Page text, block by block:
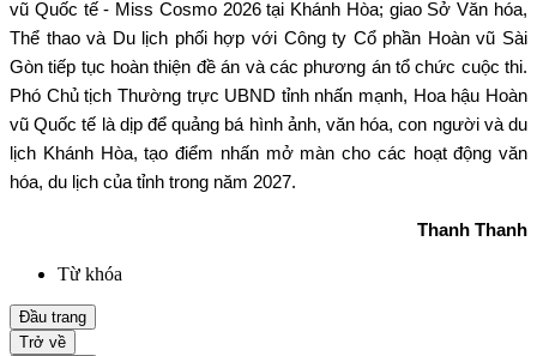
vũ Quốc tế - Miss Cosmo 2026 tại Khánh Hòa; giao Sở Văn hóa,
Thể thao và Du lịch phối hợp với Công ty Cổ phần Hoàn vũ Sài
Gòn tiếp tục hoàn thiện đề án và các phương án tổ chức cuộc thi.
Phó Chủ tịch Thường trực UBND tỉnh nhấn mạnh, Hoa hậu Hoàn
vũ Quốc tế là dịp để quảng bá hình ảnh, văn hóa, con người và du
lịch Khánh Hòa, tạo điểm nhấn mở màn cho các hoạt động văn
hóa, du lịch của tỉnh trong năm 2027.
Thanh Thanh
Từ khóa
Đầu trang
Trở về